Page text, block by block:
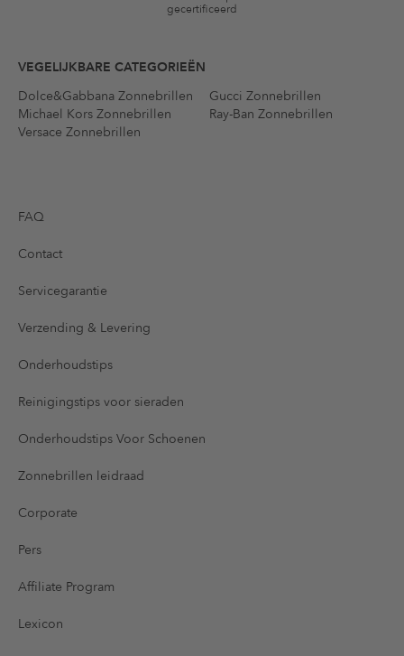
gecertificeerd
VEGELIJKBARE CATEGORIEËN
Dolce&Gabbana Zonnebrillen
Gucci Zonnebrillen
Michael Kors Zonnebrillen
Ray-Ban Zonnebrillen
Versace Zonnebrillen
FAQ
Contact
Servicegarantie
Verzending & Levering
Onderhoudstips
Reinigingstips voor sieraden
Onderhoudstips Voor Schoenen
Zonnebrillen leidraad
Corporate
Pers
Affiliate Program
Lexicon